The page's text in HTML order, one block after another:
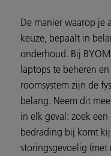
De manier waarop je
keuze, bepaalt in
onderhoud. Bij
laptops te beheren
roomsystem zijn de
belang. Neem dit
in elk geval: zoek
bedrading bij komt
storingsgevoelig